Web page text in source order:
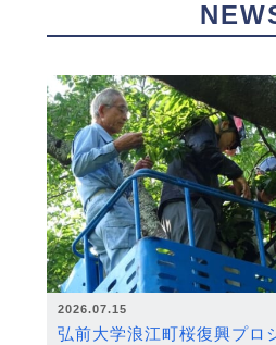
2026.07.15
弘前大学浪江町桜復興プ